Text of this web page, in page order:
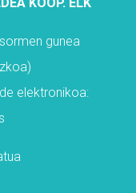
KOOP. ELK
gunea
elektronikoa: